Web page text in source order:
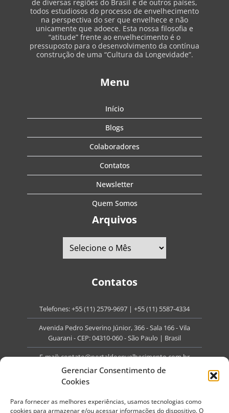
Gerenciar Consentimento de
Cookies
Para fornecer as melhores experiências, usamos tecnologias como
cookies para armazenar e/ou acessar informações do dispositivo. O
de diversas regiões do Brasil e de outros países,
todos estudiosos do processo de envelhecimento
na perspectiva do ser que envelhece e não
unicamente que adoece. Esta nossa filosofia e
“atitude” frente ao envelhecimento é o
pressuposto para o desenvolvimento da contínua
construção de uma “Cultura da Longevidade”.
Menu
Início
Blogs
Colaboradores
Contatos
Newsletter
Quem Somos
Arquivos
Contatos
Telefones:+55 (11) 2579-9697 | +55 (11) 5587-4334
Avenida Pedro Severino Júnior, 366 - Sala 166 - Vila
Guarani - CEP: 04310-060 - São Paulo | Brasil
E-mail:contato@portaldoenvelhecimento.com.br
Website:portaldoenvelhecimento.com.br